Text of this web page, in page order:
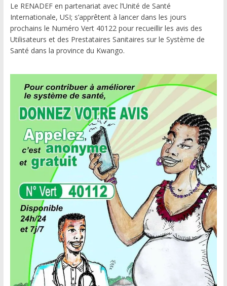
Le RENADEF en partenariat avec l’Unité de Santé
Internationale, USI; s’apprêtent à lancer dans les jours
prochains le Numéro Vert 40122 pour recueillir les avis des
Utilisateurs et des Prestataires Sanitaires sur le Système de
Santé dans la province du Kwango.